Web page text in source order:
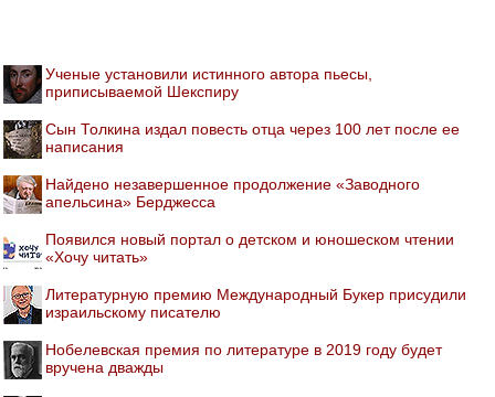
Ученые установили истинного автора пьесы,
приписываемой Шекспиру
Сын Толкина издал повесть отца через 100 лет после ее
написания
Найдено незавершенное продолжение «Заводного
апельсина» Берджесса
Появился новый портал о детском и юношеском чтении
«Хочу читать»
Литературную премию Международный Букер присудили
израильскому писателю
Нобелевская премия по литературе в 2019 году будет
вручена дважды